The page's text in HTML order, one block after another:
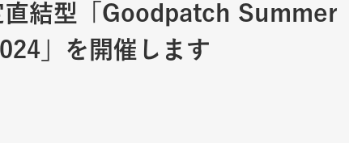
直結型「Goodpatch Summer
」を開催します